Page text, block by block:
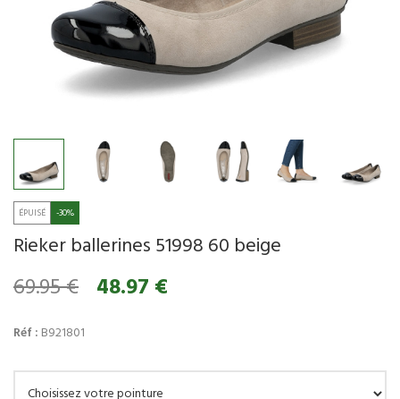
-30%
Rieker ballerines 51998 60 beige
69.95 € 48.97 €
Réf : B921801